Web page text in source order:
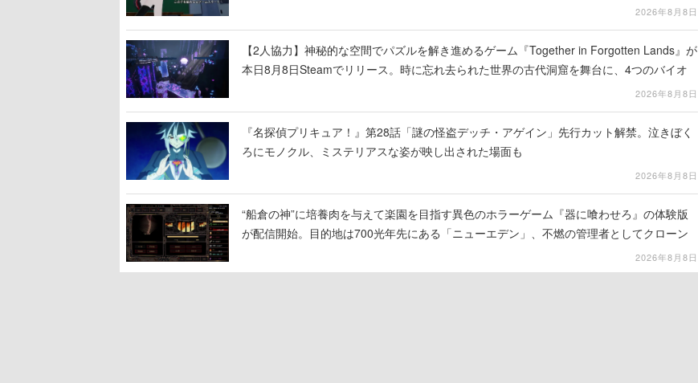
2026年8月8日
【2人協力】神秘的な空間でパズルを解き進めるゲーム『Together in Forgotten Lands』が
本日8月8日Steamでリリース。時に忘れ去られた世界の古代洞窟を舞台に、4つのバイオ
2026年8月8日
『名探偵プリキュア！』第28話「謎の怪盗デッチ・アゲイン」先行カット解禁。泣きぼく
ろにモノクル、ミステリアスな姿が映し出された場面も
2026年8月8日
“船倉の神”に培養肉を与えて楽園を目指す異色のホラーゲーム『器に喰わせろ』の体験版
が配信開始。目的地は700光年先にある「ニューエデン」、不燃の管理者としてクローン
2026年8月8日